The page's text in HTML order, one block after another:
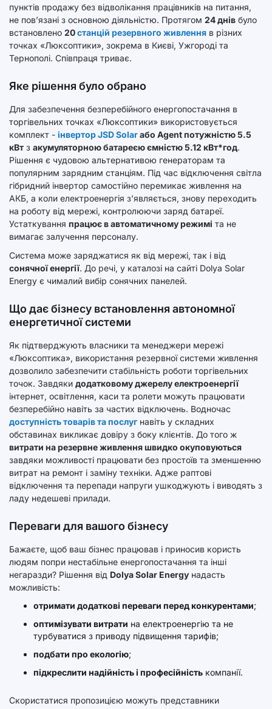
пунктів продажу без відволікання працівників на питання,
не пов’язані з основною діяльністю. Протягом 24 днів було
встановлено 20станцій резервного живлення в різних
точках «Люксоптики», зокрема в Києві, Ужгороді та
Тернополі. Співпраця триває.
Яке рішення було обрано
Для забезпечення безперебійного енергопостачання в
торгівельних точках «Люксоптики» використовується
комплект - інвертор JSD Solarабо Agent потужністю 5.5
кВт з акумуляторною батареєю ємністю 5.12 кВт*год.
Рішення є чудовою альтернативою генераторам та
популярним зарядним станціям. Під час відключення світла
гібридний інвертор самостійно перемикає живлення на
АКБ, а коли електроенергія з’являється, знову переходить
на роботу від мережі, контролюючи заряд батареї.
Устаткування працює в автоматичному режимі та не
вимагає залучення персоналу.
Система може заряджатися як від мережі, так і від
сонячної енергії. До речі, у каталозі на сайті Dolya Solar
Energy є чималий вибір сонячних панелей.
Що дає бізнесу встановлення автономної
енергетичної системи
Як підтверджують власники та менеджери мережі
«Люксоптика», використання резервної системи живлення
дозволило забезпечити стабільність роботи торгівельних
точок. Завдяки додатковому джерелу електроенергії
інтернет, освітлення, каси та ролети можуть працювати
безперебійно навіть за частих відключень. Водночас
доступність товарів та послуг навіть у складних
обставинах викликає довіру з боку клієнтів. До того ж
витрати на резервне живлення швидко окуповуються
завдяки можливості працювати без простоїв та зменшенню
витрат на ремонт і заміну техніки. Адже раптові
відключення та перепади напруги ушкоджують і виводять з
ладу недешеві прилади.
Переваги для вашого бізнесу
Бажаєте, щоб ваш бізнес працював і приносив користь
людям попри нестабільне енергопостачання та інші
негаразди? Рішення від Dolya Solar Energy надасть
можливість:
отримати додаткові переваги перед конкурентами;
оптимізувати витрати на електроенергію та не
турбуватися з приводу підвищення тарифів;
подбати про екологію;
підкреслити надійність і професійність компанії.
Скористатися пропозицією можуть представники